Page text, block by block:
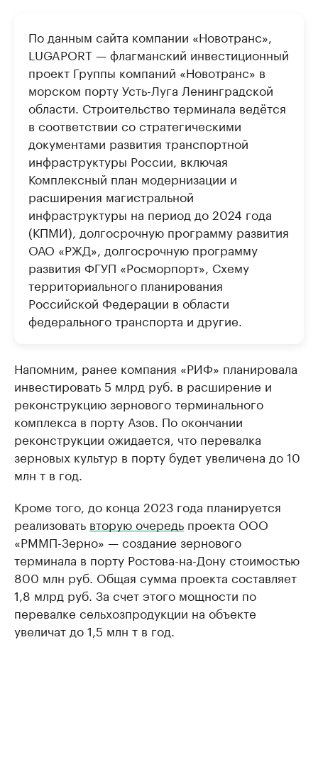
По данным сайта компании «Новотранс»,
LUGAPORT — флагманский инвестиционный
проект Группы компаний «Новотранс» в
морском порту Усть-Луга Ленинградской
области. Строительство терминала ведётся
в соответствии со стратегическими
документами развития транспортной
инфраструктуры России, включая
Комплексный план модернизации и
расширения магистральной
инфраструктуры на период до 2024 года
(КПМИ), долгосрочную программу развития
ОАО «РЖД», долгосрочную программу
развития ФГУП «Росморпорт», Схему
территориального планирования
Российской Федерации в области
федерального транспорта и другие.
Напомним, ранее компания «РИФ» планировала
инвестировать 5 млрд руб. в расширение и
реконструкцию зернового терминального
комплекса в порту Азов. По окончании
реконструкции ожидается, что перевалка
зерновых культур в порту будет увеличена до 10
млн т в год.
Кроме того, до конца 2023 года планируется
реализовать вторую очередь проекта ООО
«РММП-Зерно» — создание зернового
терминала в порту Ростова-на-Дону стоимостью
800 млн руб. Общая сумма проекта составляет
1,8 млрд руб. За счет этого мощности по
перевалке сельхозпродукции на объекте
увеличат до 1,5 млн т в год.